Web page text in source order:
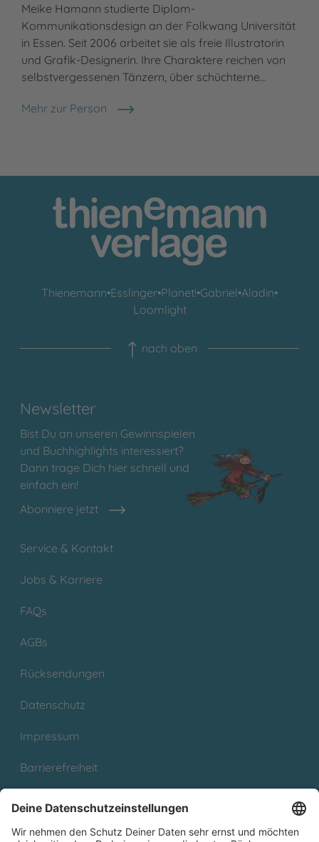
Meike Hamann studierte Diplom-
Kommunikationsdesign an der Folkwang Universität
in Essen. Seit 2006 arbeitet sie als freie Illustratorin
und Grafik-Designerin. Ihre Charaktere reichen von
selbstvergessenen Tänzern, über schüchterne…
Mehr zur Person
Meike Hamann
Thienemann•Esslinger•Planet!•Gabriel•Aladin•
Loomlight
nach oben
Newsletter
Bist Du an unseren Gewinnspielen
und Buchhighlights interessiert?
Dann trage Dich hier schnell und
einfach ein!
Abonniere jetzt
Service & Kontakt
Jobs & Karriere
FAQs
AGBs
Rücksendungen
Datenschutz
Impressum
Barrierefreiheit
Partnerprogramm (Affiliate)